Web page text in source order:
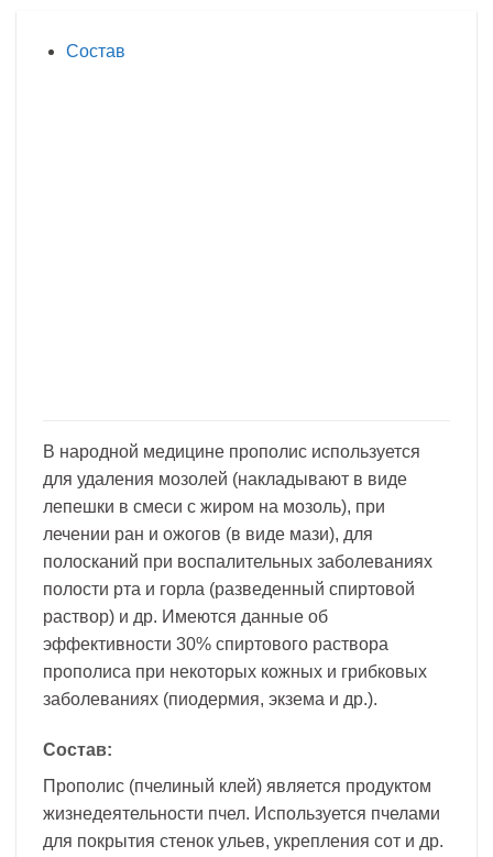
Состав
В народной медицине прополис используется
для удаления мозолей (накладывают в виде
лепешки в смеси с жиром на мозоль), при
лечении ран и ожогов (в виде мази), для
полосканий при воспалительных заболеваниях
полости рта и горла (разведенный спиртовой
раствор) и др. Имеются данные об
эффективности 30% спиртового раствора
прополиса при некоторых кожных и грибковых
заболеваниях (пиодермия, экзема и др.).
Состав:
Прополис (пчелиный клей) является продуктом
жизнедеятельности пчел. Используется пчелами
для покрытия стенок ульев, укрепления сот и др.